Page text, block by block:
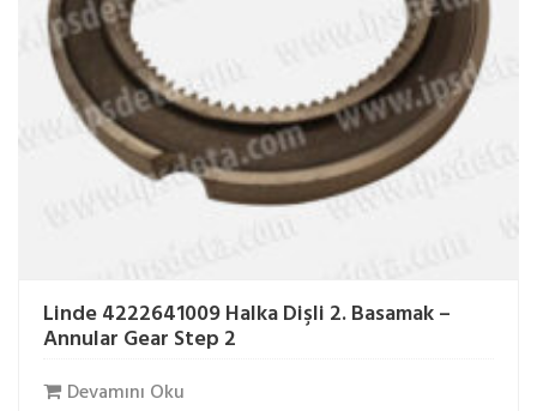
Linde 4222641009 Halka Dişli 2. Basamak –
Annular Gear Step 2
Devamını Oku